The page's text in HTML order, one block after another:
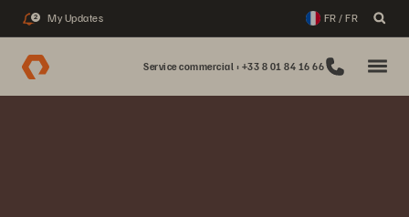
2 My Updates FR / FR
Service commercial : +33 8 01 84 16 66